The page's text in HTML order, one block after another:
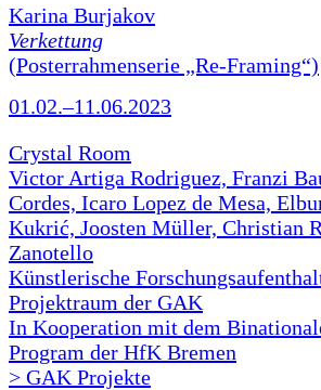
Karina Burjakov
Verkettung
(Posterrahmenserie „Re-Framing“)
01.02.–11.06.2023
Crystal Room
Victor Artiga Rodriguez, Franzi
Cordes, Icaro Lopez de Mesa,
Kukrić, Joosten Müller, Christian
Zanotello
Künstlerische
Projektraum der GAK
In Kooperation mit dem
Program der HfK Bremen
> GAK Projekte